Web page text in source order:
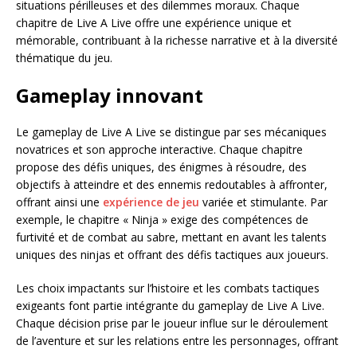
situations périlleuses et des dilemmes moraux. Chaque
chapitre de Live A Live offre une expérience unique et
mémorable, contribuant à la richesse narrative et à la diversité
thématique du jeu.
Gameplay innovant
Le gameplay de Live A Live se distingue par ses mécaniques
novatrices et son approche interactive. Chaque chapitre
propose des défis uniques, des énigmes à résoudre, des
objectifs à atteindre et des ennemis redoutables à affronter,
offrant ainsi une expérience de jeu variée et stimulante. Par
exemple, le chapitre « Ninja » exige des compétences de
furtivité et de combat au sabre, mettant en avant les talents
uniques des ninjas et offrant des défis tactiques aux joueurs.
Les choix impactants sur l’histoire et les combats tactiques
exigeants font partie intégrante du gameplay de Live A Live.
Chaque décision prise par le joueur influe sur le déroulement
de l’aventure et sur les relations entre les personnages, offrant